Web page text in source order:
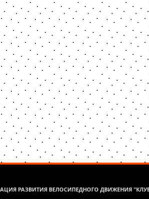
РАЗВИТИЯ ВЕЛОСИПЕДНОГО ДВИЖЕНИЯ